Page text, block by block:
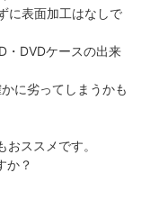
に表面加工はなしで
・DVDケースの出来
に劣ってしまうかも
ススメです。
か？